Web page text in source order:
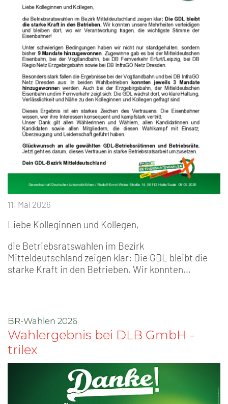
11. Mai 2026
Liebe Kolleginnen und Kollegen,
die Betriebsratswahlen im Bezirk
Mitteldeutschland zeigen klar: Die GDL bleibt die
starke Kraft in den Betrieben. Wir konnten…
BR-Wahlen 2026
Wahlergebnis bei DLB GmbH -
trilex